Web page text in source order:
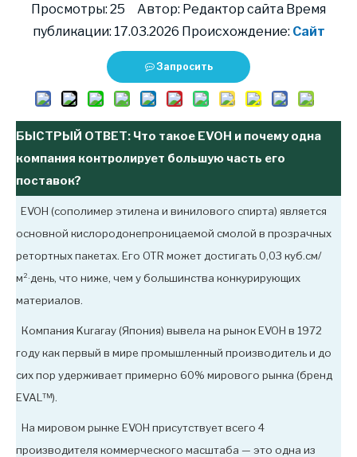
Просмотры: 25 Автор: Редактор сайта Время
публикации: 17.03.2026 Происхождение: Сайт
Запросить
БЫСТРЫЙ ОТВЕТ: Что такое EVOH и почему одна
компания контролирует большую часть его
поставок?
EVOH (сополимер этилена и винилового спирта) является
основной кислородонепроницаемой смолой в прозрачных
ретортных пакетах. Его OTR может достигать 0,03 куб.см/
м²·день, что ниже, чем у большинства конкурирующих
материалов.
Компания Kuraray (Япония) вывела на рынок EVOH в 1972
году как первый в мире промышленный производитель и до
сих пор удерживает примерно 60% мирового рынка (бренд
EVAL™).
На мировом рынке EVOH присутствует всего 4
производителя коммерческого масштаба — это одна из